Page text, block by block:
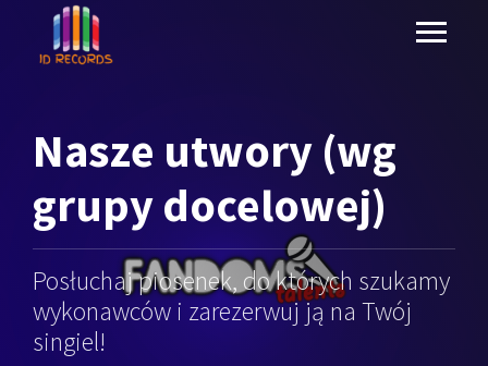
Nasze utwory (wg
grupy docelowej)
Posłuchaj piosenek, do których szukamy
wykonawców i zarezerwuj ją na Twój
singiel!